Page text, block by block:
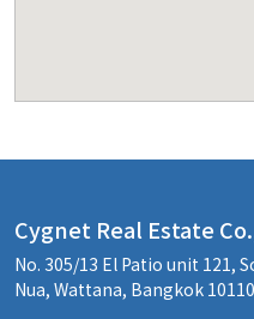
Cygnet Real Estate
No. 305/13 El Patio unit 121,
Nua, Wattana, Bangkok 10110